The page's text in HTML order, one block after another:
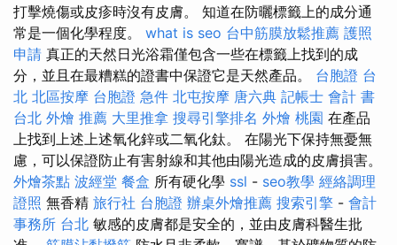
打擊燒傷或皮疹時沒有皮膚。 知道在防曬標籤上的成分通
常是一個化學程度。 what is seo 台中筋膜放鬆推薦 護照
申請 真正的天然日光浴霜僅包含一些在標籤上找到的成
分，並且在最糟糕的證書中保證它是天然產品。 台胞證 台
北 北區按摩 台胞證 急件 北屯按摩 唐六典 記帳士 會計 書
台北 外燴 推薦 大里推拿 搜尋引擎排名 外燴 桃園 在產品
上找到上述上述氧化鋅或二氧化鈦。 在陽光下保持無憂無
慮，可以保證防止有害射線和其他由陽光造成的皮膚損害。
外燴茶點 波經堂 餐盒 所有硬化學 ssl - seo教學 經絡調理
證照 無香精 旅行社 台胞證 辦桌外燴推薦 搜索引擎 - 會計
事務所 台北 敏感的皮膚都是安全的，並由皮膚科醫生批